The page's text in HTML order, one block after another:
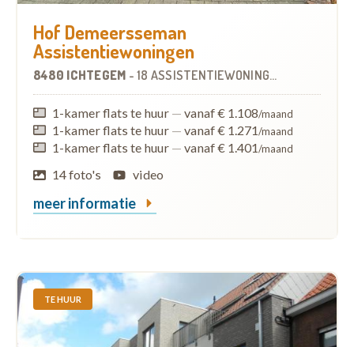
Hof Demeersseman
Assistentiewoningen
8480 ICHTEGEM - 18 ASSISTENTIEWONINGEN
1-kamer flats te huur — vanaf € 1.108/maand
1-kamer flats te huur — vanaf € 1.271/maand
1-kamer flats te huur — vanaf € 1.401/maand
14 foto's video
meer informatie
TE HUUR